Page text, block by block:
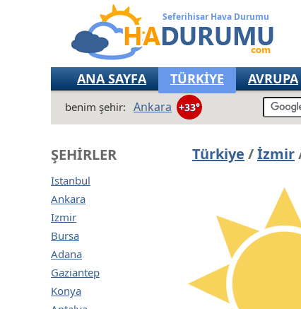
Seferihisar Hava Durumu
ANA SAYFA TÜRKİYE AVRUPA
benim şehir: Ankara +33°
ŞEHIRLER
Istanbul
Ankara
Izmir
Bursa
Adana
Gaziantep
Konya
Türkiye /İzmir